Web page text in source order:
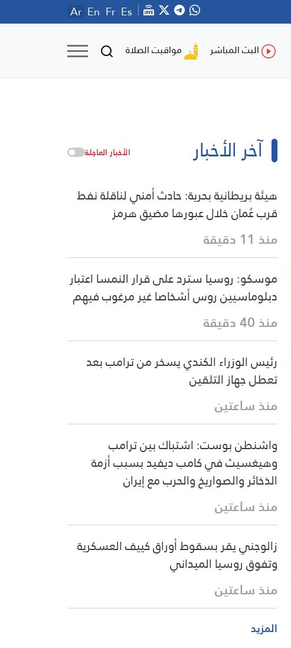
Ar En Fr Es
البث المباشر مواقيت الصلاة
آخر الأخبار الأخبار العاجلة
هيئة بريطانية بحرية: حادث أمني لناقلة نفط
قرب عُمان خلال عبورها مضيق هرمز
منذ 11 دقيقة
موسكو: روسيا سترد على قرار النمسا اعتبار
دبلوماسيين روس أشخاصا غير مرغوب فيهم
منذ 40 دقيقة
رئيس الوزراء الكندي يسخر من ترامب بعد
تعطل جهاز التلقين
منذ ساعتين
واشنطن بوست: اشتباك بين ترامب
وهيغسيث في كامب ديفيد بسبب أزمة
الذخائر والصواريخ والحرب مع إيران
منذ ساعتين
زالوجني يقر بسقوط أوراق كييف العسكرية
وتفوق روسيا الميداني
منذ ساعتين
المزيد